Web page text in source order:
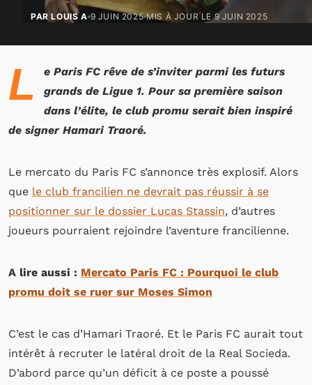
PAR LOUIS A 9 JUIN 2025 MIS À JOUR LE9 JUIN 2025
L
e Paris FC rêve de s’inviter parmi les futurs
grands de Ligue 1. Pour sa première saison
dans l’élite, le club promu serait bien inspiré
de signer Hamari Traoré.
Le mercato du Paris FC s’annonce très explosif. Alors
que le club francilien ne devrait pas réussir à se
positionner sur le dossier Lucas Stassin, d’autres
joueurs pourraient rejoindre l’aventure francilienne.
A lire aussi : Mercato Paris FC : Pourquoi le club
promu doit se ruer sur Moses Simon
C’est le cas d’Hamari Traoré. Et le Paris FC aurait tout
intérêt à recruter le latéral droit de la Real Socieda.
D’abord parce qu’un déficit à ce poste a poussé